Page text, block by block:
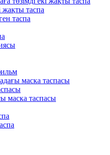
жақты таспа
таспа
маска таспасы
маска таспасы